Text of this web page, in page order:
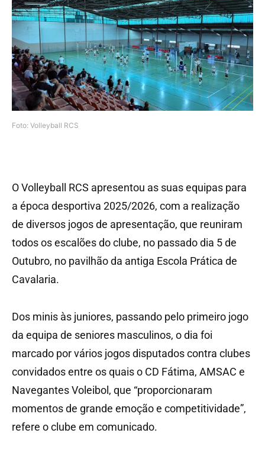
Foto: Volleyball RCS
O Volleyball RCS apresentou as suas equipas para
a época desportiva 2025/2026, com a realização
de diversos jogos de apresentação, que reuniram
todos os escalões do clube, no passado dia 5 de
Outubro, no pavilhão da antiga Escola Prática de
Cavalaria.
Dos minis às juniores, passando pelo primeiro jogo
da equipa de seniores masculinos, o dia foi
marcado por vários jogos disputados contra clubes
convidados entre os quais o CD Fátima, AMSAC e
Navegantes Voleibol, que “proporcionaram
momentos de grande emoção e competitividade”,
refere o clube em comunicado.